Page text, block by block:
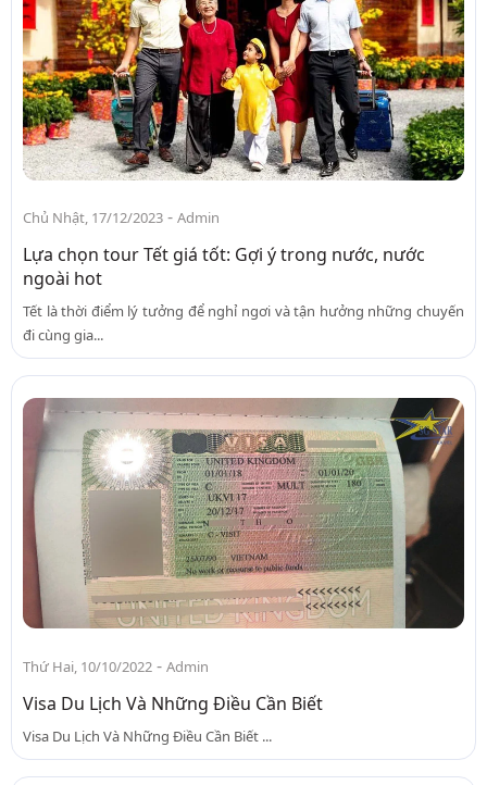
Chủ Nhật, 17/12/2023 - Admin
Lựa chọn tour Tết giá tốt: Gợi ý trong nước, nước
ngoài hot
Tết là thời điểm lý tưởng để nghỉ ngơi và tận hưởng những chuyến
đi cùng gia...
Thứ Hai, 10/10/2022 - Admin
Visa Du Lịch Và Những Điều Cần Biết
Visa Du Lịch Và Những Điều Cần Biết ...